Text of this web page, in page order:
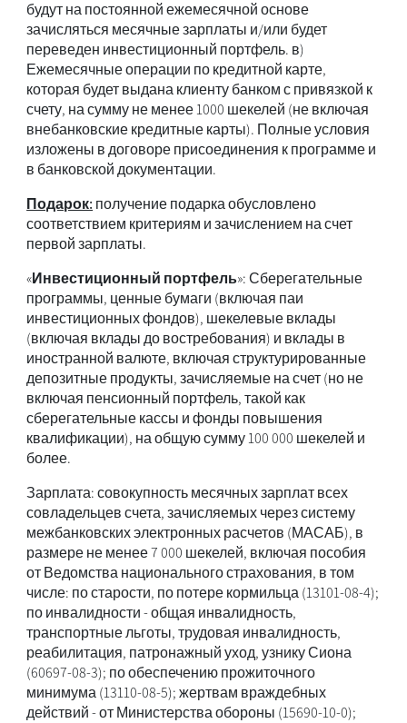
будут на постоянной ежемесячной основе
зачисляться месячные зарплаты и/или будет
переведен инвестиционный портфель. в)
Ежемесячные операции по кредитной карте,
которая будет выдана клиенту банком с привязкой к
счету, на сумму не менее 1000 шекелей (не включая
внебанковские кредитные карты). Полные условия
изложены в договоре присоединения к программе и
в банковской документации.
Подарок: получение подарка обусловлено
соответствием критериям и зачислением на счет
первой зарплаты.
«Инвестиционный портфель»: Сберегательные
программы, ценные бумаги (включая паи
инвестиционных фондов), шекелевые вклады
(включая вклады до востребования) и вклады в
иностранной валюте, включая структурированные
депозитные продукты, зачисляемые на счет (но не
включая пенсионный портфель, такой как
сберегательные кассы и фонды повышения
квалификации), на общую сумму 100 000 шекелей и
более.
Зарплата: совокупность месячных зарплат всех
совладельцев счета, зачисляемых через систему
межбанковских электронных расчетов (МАСАБ), в
размере не менее 7 000 шекелей, включая пособия
от Ведомства национального страхования, в том
числе: по старости, по потере кормильца (13101-08-4);
по инвалидности - общая инвалидность,
транспортные льготы, трудовая инвалидность,
реабилитация, патронажный уход, узнику Сиона
(60697-08-3); по обеспечению прожиточного
минимума (13110-08-5); жертвам враждебных
действий - от Министерства обороны (15690-10-0);